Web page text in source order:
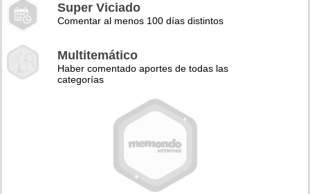
Super Viciado
Comentar al menos 100 días distintos
Multitemático
Haber comentado aportes de todas las
categorías